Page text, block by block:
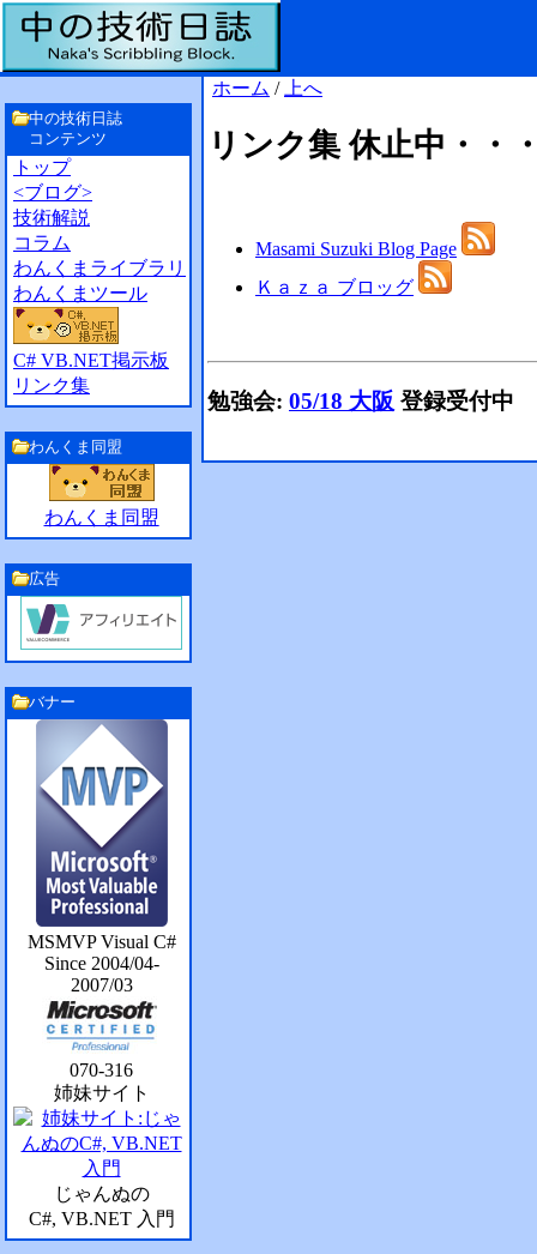
ホーム / 上へ
リンク集 休止中・・
Masami Suzuki Blog Page
Ｋａｚａ ブロッグ
勉強会: 05/18 大阪 登録受付中
中の技術日誌
コンテンツ
トップ
<ブログ>
技術解説
コラム
わんくまライブラリ
わんくまツール
C# VB.NET掲示板
リンク集
わんくま同盟
わんくま同盟
広告
バナー
MSMVP Visual C#
Since 2004/04-
2007/03
070-316
姉妹サイト
じゃんぬの
C#, VB.NET 入門